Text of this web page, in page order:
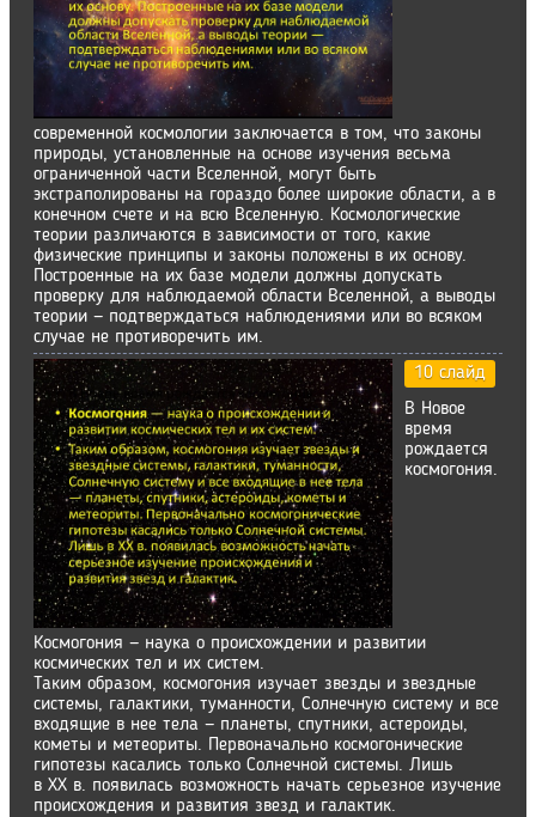
современной космологии заключается в том, что законы
природы, установленные на основе изучения весьма
ограниченной части Вселенной, могут быть
экстраполированы на гораздо более широкие области, а в
конечном счете и на всю Вселенную. Космологические
теории различаются в зависимости от того, какие
физические принципы и законы положены в их основу.
Построенные на их базе модели должны допускать
проверку для наблюдаемой области Вселенной, а выводы
теории — подтверждаться наблюдениями или во всяком
случае не противоречить им.
10 слайд
В Новое
время
рождается
космогония.
Космогония — наука о происхождении и развитии
космических тел и их систем.
Таким образом, космогония изучает звезды и звездные
системы, галактики, туманности, Солнечную систему и все
входящие в нее тела — планеты, спутники, астероиды,
кометы и метеориты. Первоначально космогонические
гипотезы касались только Солнечной системы. Лишь
в XX в. появилась возможность начать серьезное изучение
происхождения и развития звезд и галактик.